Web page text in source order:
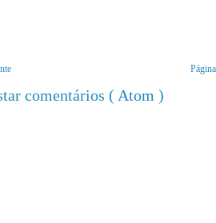
comentários ( Atom )